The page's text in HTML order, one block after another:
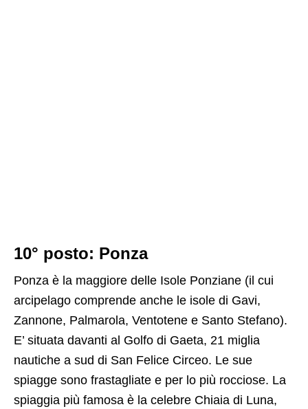
10° posto: Ponza
Ponza è la maggiore delle Isole Ponziane (il cui
arcipelago comprende anche le isole di Gavi,
Zannone, Palmarola, Ventotene e Santo Stefano).
E’ situata davanti al Golfo di Gaeta, 21 miglia
nautiche a sud di San Felice Circeo. Le sue
spiagge sono frastagliate e per lo più rocciose. La
spiaggia più famosa è la celebre Chiaia di Luna,